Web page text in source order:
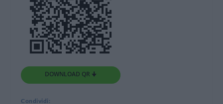
DOWNLOAD QR 🠋
Condividi: